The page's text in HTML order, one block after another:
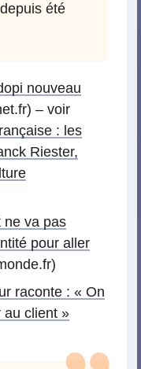
été
nouveau
– voir
: les
Riester,
ne va pas
pour aller
raconte : « On
au client »